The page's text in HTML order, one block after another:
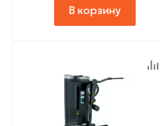
В корзину